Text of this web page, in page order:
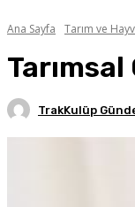
Ana Sayfa Tarım ve
Tarımsal
TrakKulüp